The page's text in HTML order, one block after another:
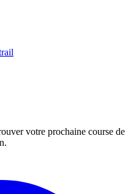
votre prochaine course de